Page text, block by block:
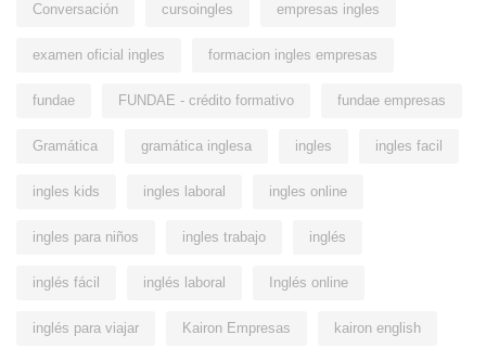
Conversación cursoingles empresas ingles
examen oficial ingles formacion ingles empresas
fundae FUNDAE - crédito formativo fundae empresas
Gramática gramática inglesa ingles ingles facil
ingles kids ingles laboral ingles online
ingles para niños ingles trabajo inglés
inglés fácil inglés laboral Inglés online
inglés para viajar Kairon Empresas kairon english